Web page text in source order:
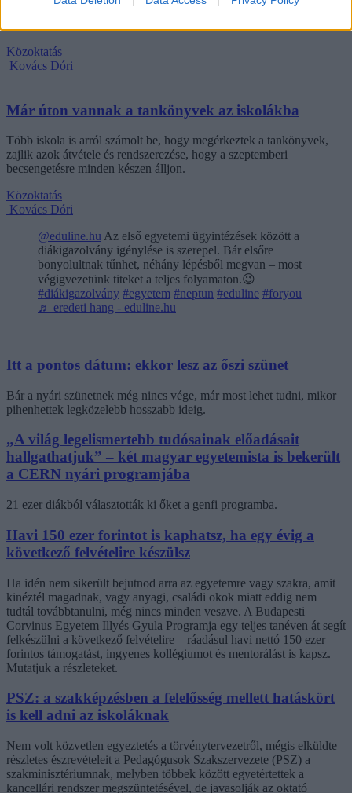
Oktatási és Gyermekügyi Minisztériumnak a Magyar
Közoktatás
Kovács Dóri
Már úton vannak a tankönyvek az iskolákba
Több iskola is arról számolt be, hogy megérkeztek a tankönyvek,
zajlik azok átvétele és rendszerezése, hogy a szeptemberi
becsengetésre minden készen álljon.
Közoktatás
Kovács Dóri
@eduline.hu Az első egyetemi ügyintézések között a
diákigazolvány igénylése is szerepel. Bár elsőre
bonyolultnak tűnhet, néhány lépésből megvan – most
végigvezetünk titeket a teljes folyamaton.😉
#diákigazolvány #egyetem #neptun #eduline #foryou
♬ eredeti hang - eduline.hu
Itt a pontos dátum: ekkor lesz az őszi szünet
Bár a nyári szünetnek még nincs vége, már most lehet tudni, mikor
pihenhettek legközelebb hosszabb ideig.
„A világ legelismertebb tudósainak előadásait
hallgathatjuk” – két magyar egyetemista is bekerült
a CERN nyári programjába
21 ezer diákból választották ki őket a genfi programba.
Havi 150 ezer forintot is kaphatsz, ha egy évig a
következő felvételire készülsz
Ha idén nem sikerült bejutnod arra az egyetemre vagy szakra, amit
kinéztél magadnak, vagy anyagi, családi okok miatt eddig nem
tudtál továbbtanulni, még nincs minden veszve. A Budapesti
Corvinus Egyetem Illyés Gyula Programja egy teljes tanéven át segít
felkészülni a következő felvételire – ráadásul havi nettó 150 ezer
forintos támogatást, ingyenes kollégiumot és mentorálást is kapsz.
Mutatjuk a részleteket.
PSZ: a szakképzésben a felelősség mellett hatáskört
is kell adni az iskoláknak
Nem volt közvetlen egyeztetés a törvénytervezetről, mégis elküldte
részletes észrevételeit a Pedagógusok Szakszervezete (PSZ) a
szakminisztériumnak, melyben többek között egyetértettek a
kancellári rendszer megszüntetésével, de javasolják az oktató